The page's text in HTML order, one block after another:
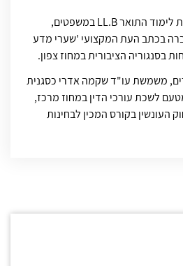
עו"ד שקמה אדרי סיימה את לימוד התואר LL.B במשפטים,
בכתב העת המקצועי 'שערי מדע
בסנגוריה הציבורית במחוז צפון.
משמשת עו"ד שקמה אדרי כסגנית
לשכת עורכי הדין במחוז מרכז,
העונשין בקורס המכין לבחינות